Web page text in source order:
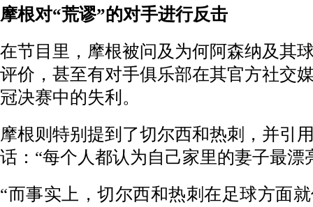
摩根对“荒谬”的对手进行反击
在节目里，摩根被问及为何阿森纳及其
评价，甚至有对手俱乐部在其官方社交
冠决赛中的失利。
摩根则特别提到了切尔西和热刺，并引
话：“每个人都认为自己家里的妻子最漂
“而事实上，切尔西和热刺在足球方面